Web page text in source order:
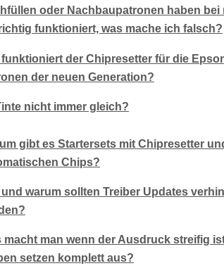
oder Nachbaupatronen haben bei
funktioniert, was mache ich falsch?
funktioniert der Chipresetter für die
der neuen Generation?
nicht immer gleich?
gibt es Startersets mit Chipresetter
Chips?
und warum sollten Treiber Updates
macht man wenn der Ausdruck streifig
setzen komplett aus?